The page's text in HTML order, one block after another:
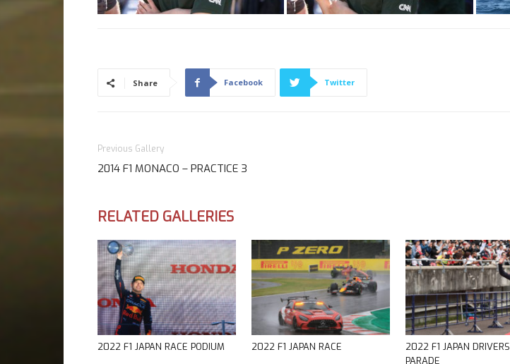
Share Facebook Twitter
Previous Gallery
2014 F1 MONACO – PRACTICE 3
RELATED GALLERIES
2022 F1 JAPAN RACE PODIUM 2022 F1 JAPAN RACE
2022 F1 JAPAN DRIVERS
PARADE